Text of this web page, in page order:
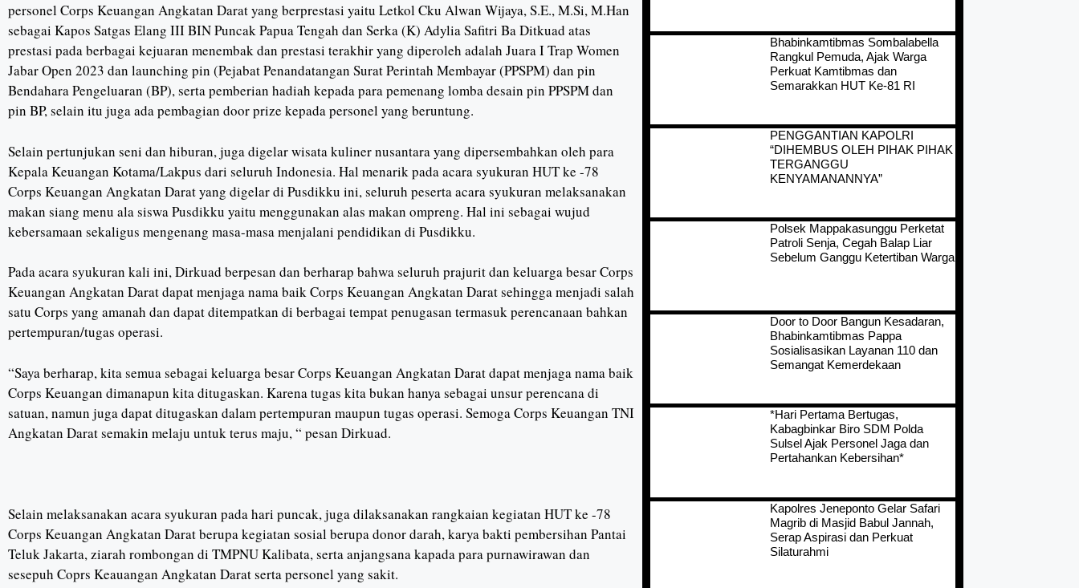
personel Corps Keuangan Angkatan Darat yang berprestasi yaitu Letkol Cku Alwan Wijaya, S.E., M.Si, M.Han
sebagai Kapos Satgas Elang III BIN Puncak Papua Tengah dan Serka (K) Adylia Safitri Ba Ditkuad atas
prestasi pada berbagai kejuaran menembak dan prestasi terakhir yang diperoleh adalah Juara I Trap Women
Jabar Open 2023 dan launching pin (Pejabat Penandatangan Surat Perintah Membayar (PPSPM) dan pin
Bendahara Pengeluaran (BP), serta pemberian hadiah kepada para pemenang lomba desain pin PPSPM dan
pin BP, selain itu juga ada pembagian door prize kepada personel yang beruntung.
Selain pertunjukan seni dan hiburan, juga digelar wisata kuliner nusantara yang dipersembahkan oleh para
Kepala Keuangan Kotama/Lakpus dari seluruh Indonesia. Hal menarik pada acara syukuran HUT ke -78
Corps Keuangan Angkatan Darat yang digelar di Pusdikku ini, seluruh peserta acara syukuran melaksanakan
makan siang menu ala siswa Pusdikku yaitu menggunakan alas makan ompreng. Hal ini sebagai wujud
kebersamaan sekaligus mengenang masa-masa menjalani pendidikan di Pusdikku.
Pada acara syukuran kali ini, Dirkuad berpesan dan berharap bahwa seluruh prajurit dan keluarga besar Corps
Keuangan Angkatan Darat dapat menjaga nama baik Corps Keuangan Angkatan Darat sehingga menjadi salah
satu Corps yang amanah dan dapat ditempatkan di berbagai tempat penugasan termasuk perencanaan bahkan
pertempuran/tugas operasi.
“Saya berharap, kita semua sebagai keluarga besar Corps Keuangan Angkatan Darat dapat menjaga nama baik
Corps Keuangan dimanapun kita ditugaskan. Karena tugas kita bukan hanya sebagai unsur perencana di
satuan, namun juga dapat ditugaskan dalam pertempuran maupun tugas operasi. Semoga Corps Keuangan TNI
Angkatan Darat semakin melaju untuk terus maju, “ pesan Dirkuad.
Selain melaksanakan acara syukuran pada hari puncak, juga dilaksanakan rangkaian kegiatan HUT ke -78
Corps Keuangan Angkatan Darat berupa kegiatan sosial berupa donor darah, karya bakti pembersihan Pantai
Teluk Jakarta, ziarah rombongan di TMPNU Kalibata, serta anjangsana kapada para purnawirawan dan
sesepuh Coprs Keauangan Angkatan Darat serta personel yang sakit.
Bhabinkamtibmas Sombalabella
Rangkul Pemuda, Ajak Warga
Perkuat Kamtibmas dan
Semarakkan HUT Ke-81 RI
PENGGANTIAN KAPOLRI
“DIHEMBUS OLEH PIHAK PIHAK
TERGANGGU
KENYAMANANNYA”
Polsek Mappakasunggu Perketat
Patroli Senja, Cegah Balap Liar
Sebelum Ganggu Ketertiban Warga
Door to Door Bangun Kesadaran,
Bhabinkamtibmas Pappa
Sosialisasikan Layanan 110 dan
Semangat Kemerdekaan
*Hari Pertama Bertugas,
Kabagbinkar Biro SDM Polda
Sulsel Ajak Personel Jaga dan
Pertahankan Kebersihan*
Kapolres Jeneponto Gelar Safari
Magrib di Masjid Babul Jannah,
Serap Aspirasi dan Perkuat
Silaturahmi